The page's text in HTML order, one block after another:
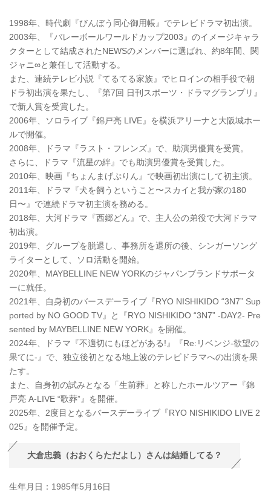
1998年、時代劇『びんぼう同心御用帳』でテレビドラマ初出演。
2003年、『バレーボールワールドカップ2003』のイメージキャラ
クターとして結成されたNEWSのメンバーに選ばれ、約8年間、関
ジャニ∞と兼任して活動する。
また、連続テレビ小説『てるてる家族』でヒロインの相手役で朝
ドラ初出演を果たし、『第7回 日刊スポーツ・ドラマグランプリ』
で新人賞を受賞した。
2006年、ソロライブ『錦戸亮 LIVE』を横浜アリーナと大阪城ホー
ルで開催。
2008年、ドラマ『ラスト・フレンズ』で、助演男優賞を受賞。
さらに、ドラマ『流星の絆』でも助演男優賞を受賞した。
2010年、映画『ちょんまげぷりん』で映画初出演にして初主演。
2011年、ドラマ『犬を飼うということ〜スカイと我が家の180
日〜』で連続ドラマ初主演を務める。
2018年、大河ドラマ『西郷どん』で、主人公の弟役で大河ドラマ
初出演。
2019年、グループを脱退し、事務所を退所の後、シンガーソング
ライターとして、ソロ活動を開始。
2020年、MAYBELLINE NEW YORKのジャパンブランドサポータ
ーに就任。
2021年、自身初のバースデーライブ『RYO NISHIKIDO “3N7” Sup
ported by NO GOOD TV』と『RYO NISHIKIDO “3N7” -DAY2- Pre
sented by MAYBELLINE NEW YORK』を開催。
2024年、ドラマ『不適切にもほどがある!』『Re:リベンジ-欲望の
果てに-』で、独立後初となる地上波のテレビドラマへの出演を果
たす。
また、自身初の試みとなる「生前葬」と称したホールツアー『錦
戸亮 A-LIVE “歌葬”』を開催。
2025年、2度目となるバースデーライブ『RYO NISHIKIDO LIVE 2
025』を開催予定。
大倉忠義（おおくらただよし）さんは結婚してる？
生年月日：1985年5月16日